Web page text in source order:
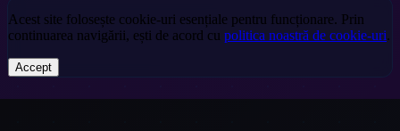
Acest site folosește cookie-uri esențiale pentru funcționare. Prin
continuarea navigării, ești de acord cu politica noastră de cookie-uri.
Accept